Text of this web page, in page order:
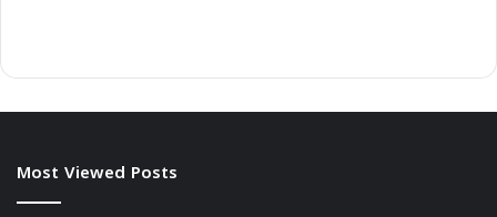
Most Viewed Posts